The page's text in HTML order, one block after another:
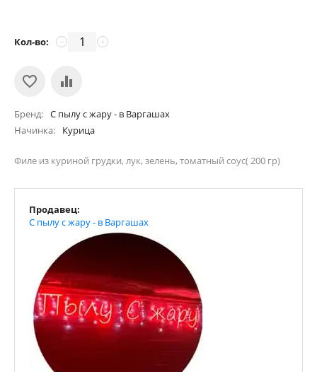
Кол-во: +
−
Бренд
С пылу с жару - в Варгашах
Начинка
Курица
Филе из куриной грудки, лук, зелень, томатный соус( 200 гр)
Продавец:
С пылу с жару - в Варгашах